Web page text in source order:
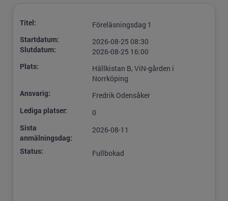
Titel:
Föreläsningsdag 1
Startdatum:
Slutdatum:
2026-08-25 08:30
2026-08-25 16:00
Plats:
Hällkistan B, ViN-gården i
Norrköping
Ansvarig:
Fredrik Odensåker
Lediga platser:
0
Sista
anmälningsdag:
2026-08-11
Status: Fullbokad